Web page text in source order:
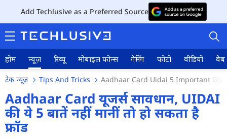
Add Techlusive as a Preferred Source
होम न्यूज़ रिव्यू मोबाइल फोन्स गेमिंग फोटो वीडियो वेब
होम
टेक न्यूज़ Tips And Tricks Aadhaar Card Uidai 5 Important
Aadhaar Card यूजर्स सावधान, UIDAI
की ये 5 बातें नहीं मानीं तो हो सकता है
फ्रॉड